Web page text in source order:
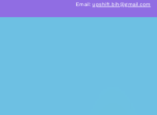
Email: upshift.bih@gmail.com